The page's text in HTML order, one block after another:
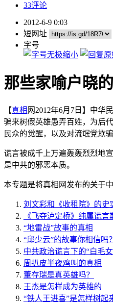
33评论
2012-6-9 0:03
短网址
字号
那些家喻户晓
【真相 网2012年6月7日】中华
骗来树假英雄愚弄百姓，为后
民众的觉醒，以及对流氓党欺
谎言被成千上万遍轰轰烈烈地
是中共的邪恶本质。
本专题是将真相网发布的关于
刘文彩和《收租院》的史
《飞夺泸定桥》纯属谎言
“地雷战”故事的真相
“邱少云”的故事你相信吗？
中共政治谎言下的“白毛
周扒皮半夜鸡叫的真相
董存瑞是真英雄吗？
王杰是怎样成为英雄的
“铁人王进喜”是怎样树起